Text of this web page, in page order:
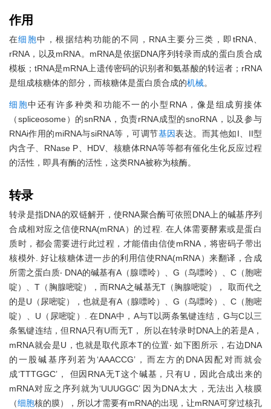
作用
在细胞中，根据结构功能的不同，RNA主要分三类，即tRNA、
rRNA，以及mRNA。mRNA是依据DNA序列转录而成的蛋白质合成
模板；tRNA是mRNA上遗传密码的识别者和氨基酸的转运者；rRNA
是组成核糖体的部分，而核糖体是蛋白质合成的机械。
细胞中还有许多种类和功能不一的小型RNA，像是组成剪接体
（spliceosome）的snRNA，负责rRNA成型的snoRNA，以及参与
RNAi作用的miRNA与siRNA等，可调节基因表达。而其他如I、II型
内含子、RNase P、HDV、核糖体RNA等等都有催化生化反应过程
的活性，即具有酶的活性，这类RNA被称为核酶。
转录
转录是指DNA的双链解开，使RNA聚合酶可依照DNA上的碱基序列
合成相对应之信使RNA(mRNA）的过程. 在人体需要酵素或是蛋白
质时，都会需要进行此过程，才能借由信使mRNA，将密码子带出
核模外. 好让核糖体进一步的利用信使RNA(mRNA）来翻译，合成
所需之蛋白质‧ DNA的碱基有A（腺嘌呤）、G（鸟嘌呤）、C（胞嘧
啶）、T（胸腺嘧啶），而RNA之碱基无T（胸腺嘧啶）， 取而代之
的是U（尿嘧啶），也就是有A（腺嘌呤）、G（鸟嘌呤）、C（胞嘧
啶）、U（尿嘧啶）. 在DNA中，A与T以两条氢键连结，G与C以三
条氢键连结，但RNA只有U而无T， 所以在转录时DNA上的若是A，
mRNA就会是U，也就是取代原本T的位置‧ 如下图所示，右边DNA
的一股碱基序列若为‘AAACCG’，而左方的DNA因配对而就会
成‘TTTGGC’， 但因RNA无T这个碱基，只有U，因此合成出来的
mRNA对应之序列就为‘UUUGGC’ 因为DNA太大，无法出入核膜
（细胞核的膜），所以才需要有mRNA的出现，让mRNA可穿过核孔